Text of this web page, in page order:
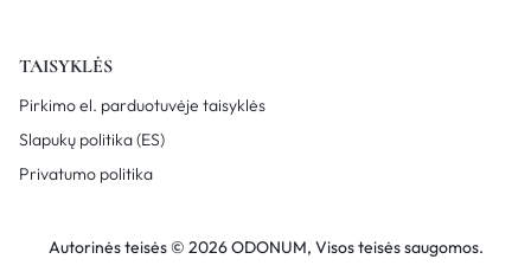
TAISYKLĖS
Pirkimo el. parduotuvėje taisyklės
Slapukų politika (ES)
Privatumo politika
Autorinės teisės © 2026 ODONUM, Visos teisės saugomos.